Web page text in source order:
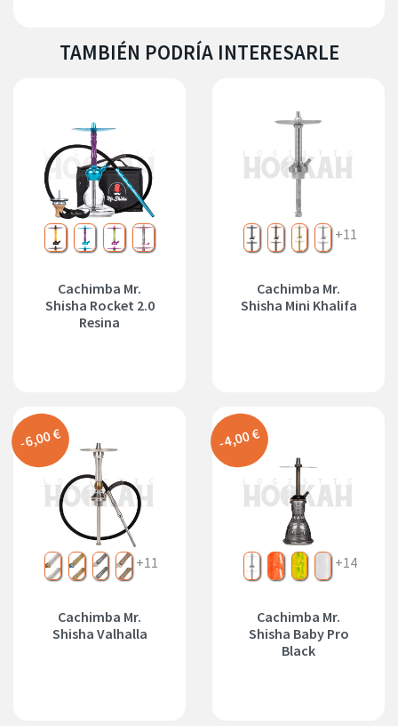
TAMBIÉN PODRÍA INTERESARLE
batmanfrozenjokerKylie
Cachimba Mr.
Shisha Rocket 2.0
Resina
NegroBronceDoradoPlata
+11
Cachimba Mr.
Shisha Mini Khalifa
SilverGoldBlackBronze
+11
Cachimba Mr.
Shisha Valhalla
-6,00 €
Sin Kit
Red YellowWhite
+14
Cachimba Mr.
Shisha Baby Pro
Black
-4,00 €